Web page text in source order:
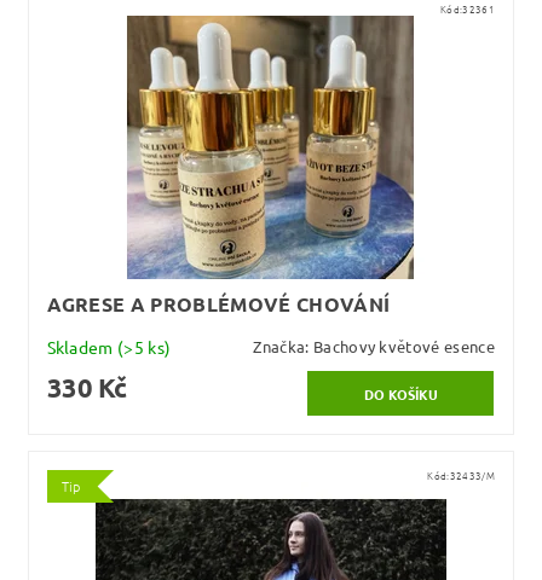
Kód:32361
AGRESE A PROBLÉMOVÉ CHOVÁNÍ
Skladem (>5 ks) Značka: Bachovy květové esence
330 Kč
Tip
Kód:32433/M